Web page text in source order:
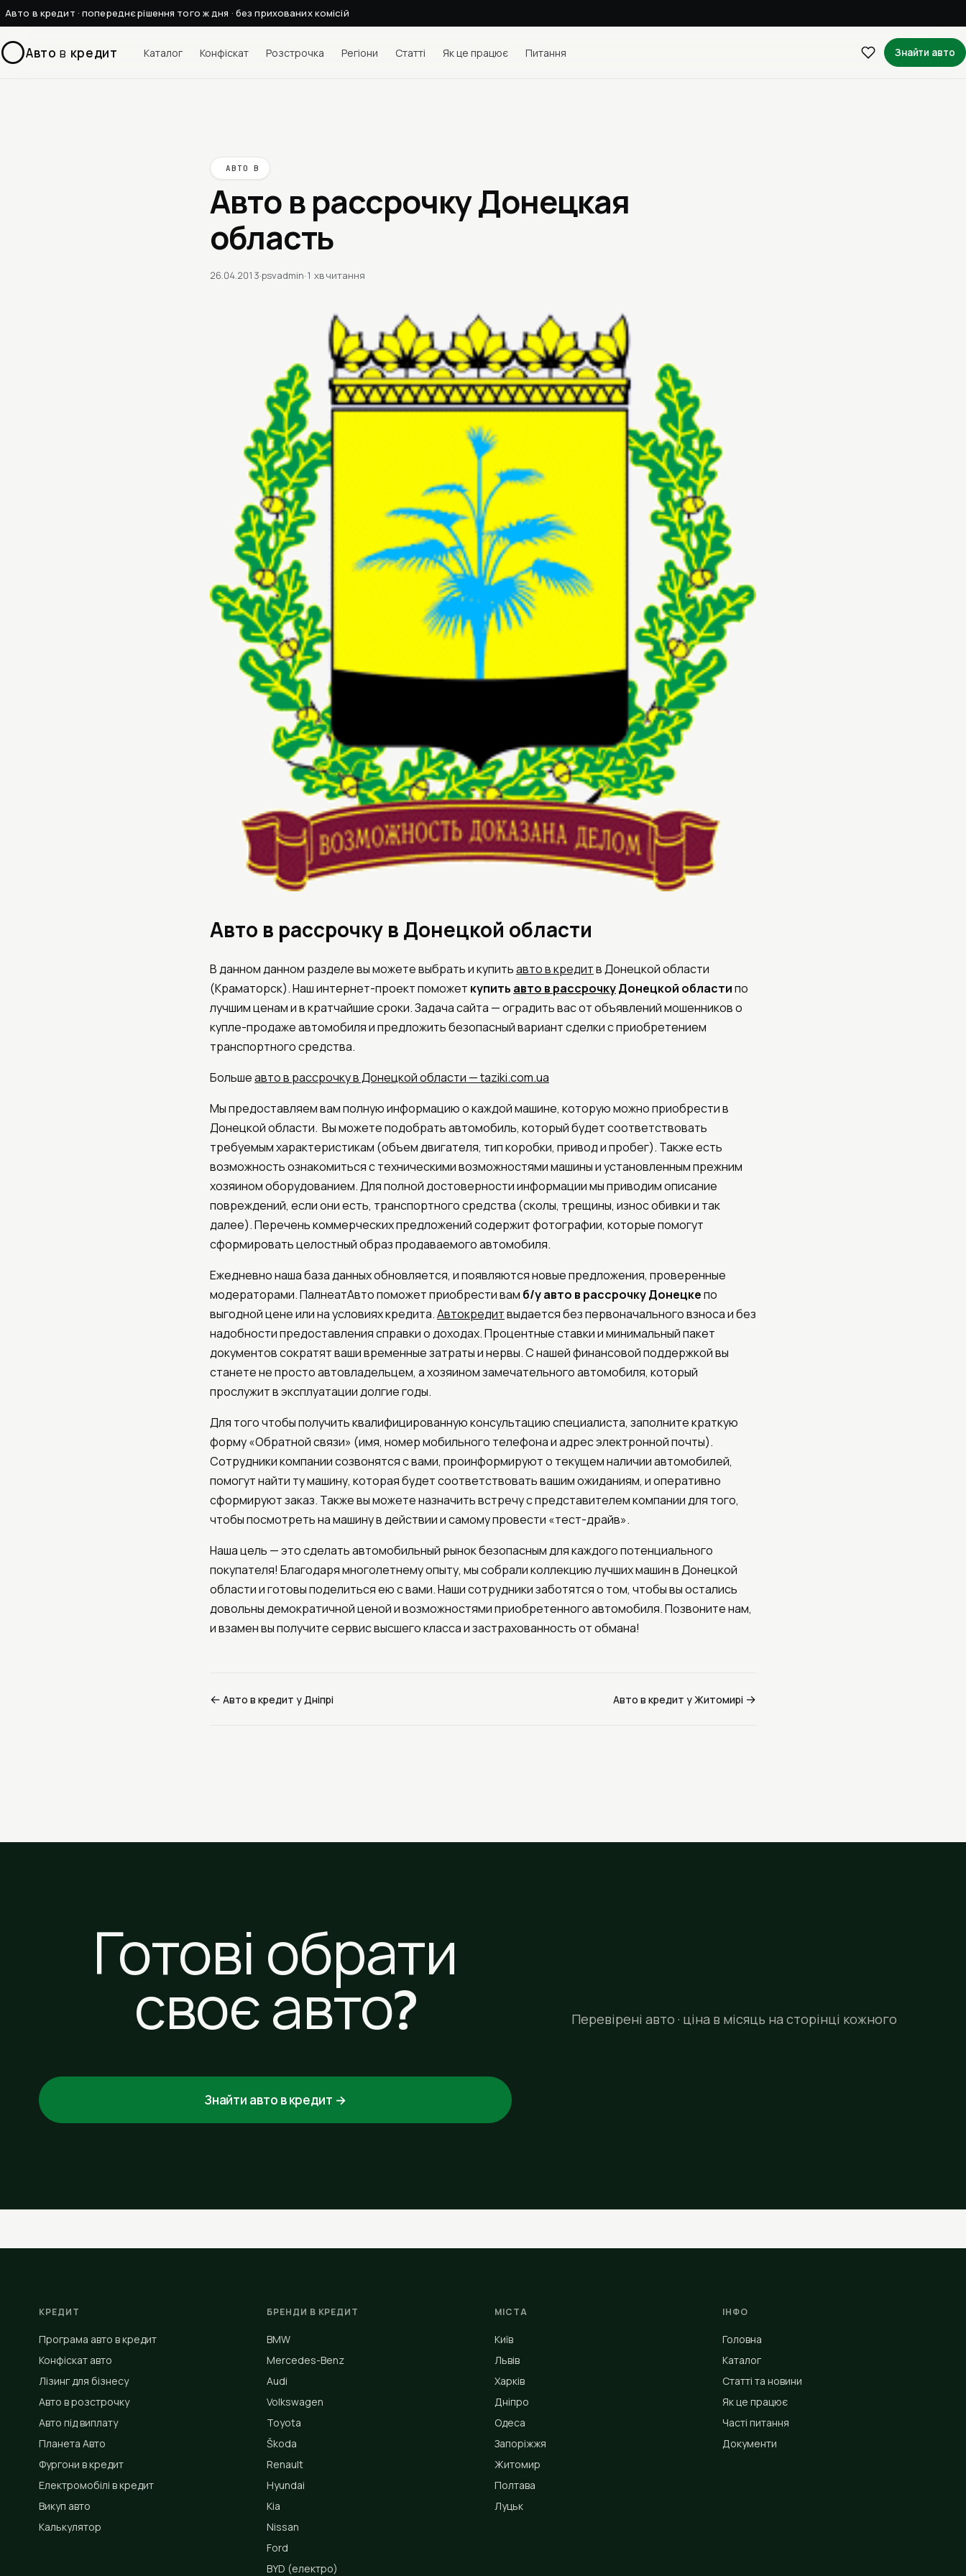
Авто в кредит · попереднє рішення того ж дня · без прихованих комісій
Авто в кредит Каталог Конфіскат Розстрочка Регіони Статті Як це працює Питання Знайти авто
АВТО В
Авто в рассрочку Донецкая
область
26.04.2013·psvadmin·1 хв читання
Авто в рассрочку в Донецкой области
В данном данном разделе вы можете выбрать и купитьавто в кредитв Донецкой области
(Краматорск). Наш интернет-проект поможет купить авто в рассрочкуДонецкой областипо
лучшим ценам и в кратчайшие сроки. Задача сайта — оградить вас от объявлений мошенников о
купле-продаже автомобиля и предложить безопасный вариант сделки с приобретением
транспортного средства.
Большеавто в рассрочку в Донецкой области — taziki.com.ua
Мы предоставляем вам полную информацию о каждой машине, которую можно приобрести в
Донецкой области. Вы можете подобрать автомобиль, который будет соответствовать
требуемым характеристикам (объем двигателя, тип коробки, привод и пробег). Также есть
возможность ознакомиться с техническими возможностями машины и установленным прежним
хозяином оборудованием. Для полной достоверности информации мы приводим описание
повреждений, если они есть, транспортного средства (сколы, трещины, износ обивки и так
далее). Перечень коммерческих предложений содержит фотографии, которые помогут
сформировать целостный образ продаваемого автомобиля.
Ежедневно наша база данных обновляется, и появляются новые предложения, проверенные
модераторами. ПалнеатАвто поможет приобрести вам б/у авто в рассрочку Донецкепо
выгодной цене или на условиях кредита.Автокредитвыдается без первоначального взноса и без
надобности предоставления справки о доходах. Процентные ставки и минимальный пакет
документов сократят ваши временные затраты и нервы. С нашей финансовой поддержкой вы
станете не просто автовладельцем, а хозяином замечательного автомобиля, который
прослужит в эксплуатации долгие годы.
Для того чтобы получить квалифицированную консультацию специалиста, заполните краткую
форму «Обратной связи» (имя, номер мобильного телефона и адрес электронной почты).
Сотрудники компании созвонятся с вами, проинформируют о текущем наличии автомобилей,
помогут найти ту машину, которая будет соответствовать вашим ожиданиям, и оперативно
сформируют заказ. Также вы можете назначить встречу с представителем компании для того,
чтобы посмотреть на машину в действии и самому провести «тест-драйв».
Наша цель — это сделать автомобильный рынок безопасным для каждого потенциального
покупателя! Благодаря многолетнему опыту, мы собрали коллекцию лучших машин в Донецкой
области и готовы поделиться ею с вами. Наши сотрудники заботятся о том, чтобы вы остались
довольны демократичной ценой и возможностями приобретенного автомобиля. Позвоните нам,
и взамен вы получите сервис высшего класса и застрахованность от обмана!
← Авто в кредит у Дніпрі Авто в кредит у Житомирі →
Готові обрати
своє авто? Перевірені авто · ціна в місяць на сторінці кожного
Знайти авто в кредит →
КРЕДИТ
Програма авто в кредит
Конфіскат авто
Лізинг для бізнесу
Авто в розстрочку
Авто під виплату
Планета Авто
Фургони в кредит
Електромобілі в кредит
Викуп авто
Калькулятор
БРЕНДИ В КРЕДИТ
BMW
Mercedes-Benz
Audi
Volkswagen
Toyota
Škoda
Renault
Hyundai
Kia
Nissan
Ford
BYD (електро)
МІСТА
Київ
Львів
Харків
Дніпро
Одеса
Запоріжжя
Житомир
Полтава
Луцьк
ІНФО
Головна
Каталог
Статті та новини
Як це працює
Часті питання
Документи